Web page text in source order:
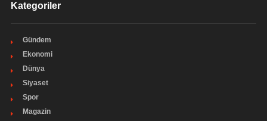
Kategoriler
Gündem
Ekonomi
Dünya
Siyaset
Spor
Magazin